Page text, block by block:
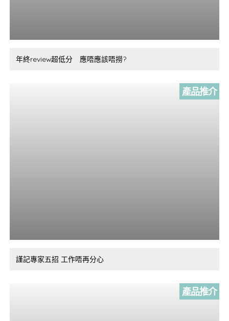
年終review超低分 應唔應該唔撈?
產品推介
謹記專家五招 工作唔再分心
產品推介